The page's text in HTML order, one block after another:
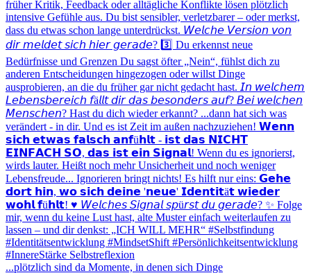
...plötzlich sind da Momente, in denen sich Dinge